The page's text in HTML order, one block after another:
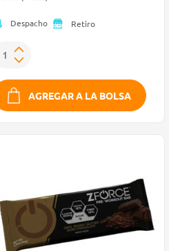
Despacho Retiro
AGREGAR A LA BOLSA